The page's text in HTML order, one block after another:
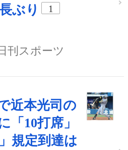
ぶり
1
刊スポーツ
近本光司の
「10打席」
規定到達は